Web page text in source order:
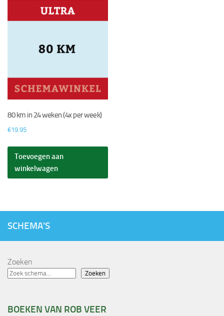
80 km in 24 weken (4x per week)
€19.95
Toevoegen aan
winkelwagen
SCHEMA'S
Zoeken
Zoeken
BOEKEN VAN ROB VEER